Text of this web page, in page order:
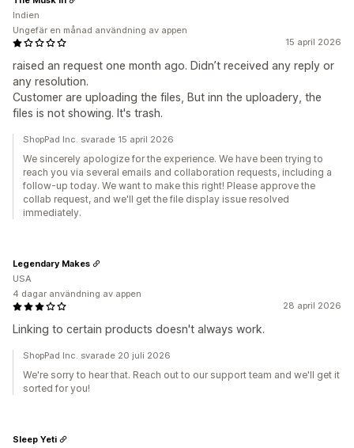
15 april 2026
raised an request one month ago. Didn’t received any reply or
any resolution.
Customer are uploading the files, But inn the uploadery, the
files is not showing. It's trash.
Indien
Ungefär en månad användning av appen
ShopPad Inc. svarade 15 april 2026
We sincerely apologize for the experience. We have been trying to
reach you via several emails and collaboration requests, including a
follow-up today. We want to make this right! Please approve the
collab request, and we'll get the file display issue resolved
immediately.
28 april 2026
Linking to certain products doesn't always work.
Legendary Makes
USA
4 dagar användning av appen
ShopPad Inc. svarade 20 juli 2026
We're sorry to hear that. Reach out to our support team and we'll get it
sorted for you!
Sleep Yeti